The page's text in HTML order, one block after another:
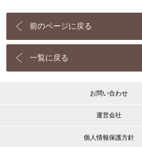
前のページに戻る
一覧に戻る
お問い合わせ
運営会社
個人情報保護方針